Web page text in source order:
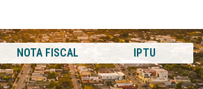
NOTA FISCAL IPTU